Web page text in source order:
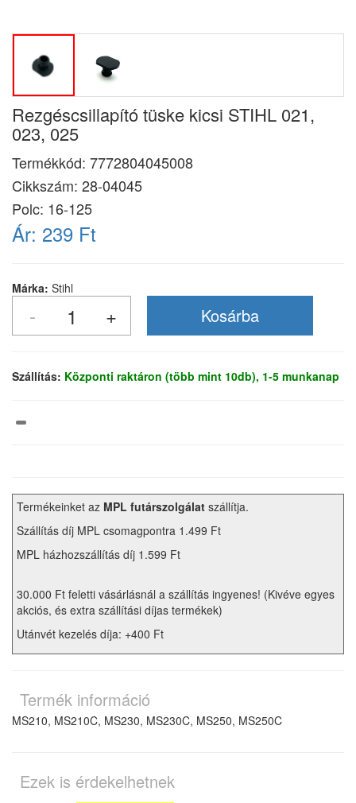
Rezgéscsillapító tüske kicsi STIHL 021,
023, 025
Termékkód: 7772804045008
Cikkszám: 28-04045
Polc: 16-125
Ár: 239 Ft
Márka: Stihl
Szállítás: Központi raktáron (több mint 10db), 1-5 munkanap
Termékeinket az MPL futárszolgálat szállítja.
Szállítás díj MPL csomagpontra 1.499 Ft
MPL házhozszállítás díj 1.599 Ft
30.000 Ft feletti vásárlásnál a szállítás ingyenes! (Kivéve egyes
akciós, és extra szállítási díjas termékek)
Utánvét kezelés díja: +400 Ft
Termék információ
MS210, MS210C, MS230, MS230C, MS250, MS250C
Ezek is érdekelhetnek